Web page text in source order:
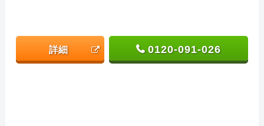
詳細 0120-091-026